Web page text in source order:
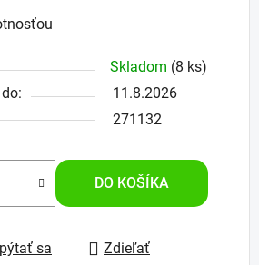
Skladom (8 ks)
11.8.2026
271132
DO KOŠÍKA
sa Zdieľať